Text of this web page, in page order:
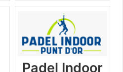
Padel Indoor